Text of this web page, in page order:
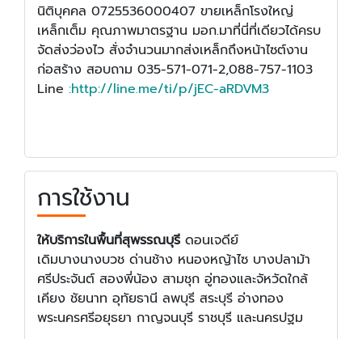
นิติบุคคล 0725536000407 ขายเหล็กโรงใหญ่
เหล็กเต็ม คุณภาพมาตรฐาน มอก.มาที่นี่ที่เดียวได้ครบ
จัดส่งว่องไว สั่งจำนวนมากส่งเหล็กถึงหน้าไซต์งาน
ก่อสร้าง สอบถาม 035-571-071-2,088-757-1103
Line :http://line.me/ti/p/jEC-aRDVM3
การใช้งาน
ให้บริการในพื้นที่สุพรรณบุรี ดอนเจดีย์
เดิมบางนางบวช ด่านช้าง หนองหญ้าไซ บางปลาม้า
ศรีประจันต์ สองพี่น้อง สามชุก อู่ทองและจัหวัดใกล้
เคียง ชัยนาท อุทัยธานี ลพบุรี สระบุรี อ่างทอง
พระนครศรีอยุธยา กาญจนบุรี ราชบุรี และนครปฐม